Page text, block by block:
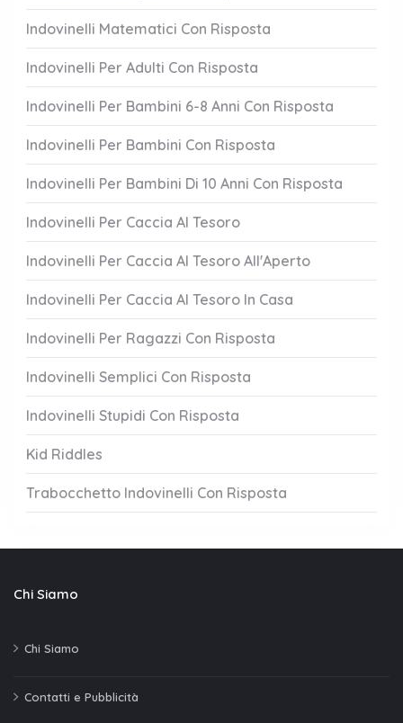
Indovinelli Matematici Con Risposta
Indovinelli Per Adulti Con Risposta
Indovinelli Per Bambini 6-8 Anni Con Risposta
Indovinelli Per Bambini Con Risposta
Indovinelli Per Bambini Di 10 Anni Con Risposta
Indovinelli Per Caccia Al Tesoro
Indovinelli Per Caccia Al Tesoro All'Aperto
Indovinelli Per Caccia Al Tesoro In Casa
Indovinelli Per Ragazzi Con Risposta
Indovinelli Semplici Con Risposta
Indovinelli Stupidi Con Risposta
Kid Riddles
Trabocchetto Indovinelli Con Risposta
Chi Siamo
Chi Siamo
Contatti e Pubblicità